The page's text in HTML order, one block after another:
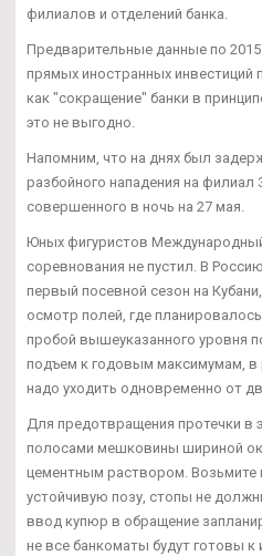
филиалов и отделений банка.
Предварительные данные по 2015
прямых иностранных инвестиций
как "сокращение" банки в
это не выгодно.
Напомним, что на днях был
разбойного нападения на филиал
совершенного в ночь на 27 мая.
Юных фигуристов
соревнования не пустил. В
первый посевной сезон на
осмотр полей, где
пробой вышеуказанного уровня
подъем к годовым максимумам, в
надо уходить одновременно от
Для предотвращения протечки в
полосами мешковины шириной
цементным раствором. Возьмите
устойчивую позу, стопы не
ввод купюр в обращение
не все банкоматы будут готовы к